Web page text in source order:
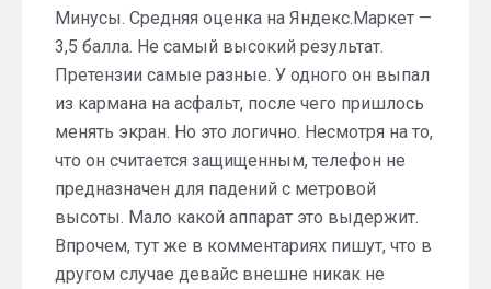
Минусы. Средняя оценка на Яндекс.Маркет —
3,5 балла. Не самый высокий результат.
Претензии самые разные. У одного он выпал
из кармана на асфальт, после чего пришлось
менять экран. Но это логично. Несмотря на то,
что он считается защищенным, телефон не
предназначен для падений с метровой
высоты. Мало какой аппарат это выдержит.
Впрочем, тут же в комментариях пишут, что в
другом случае девайс внешне никак не